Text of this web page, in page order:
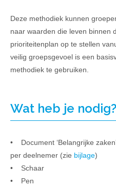
Deze methodiek kunnen
naar waarden die leven binnen
prioriteitenplan op te stellen
veilig groepsgevoel is een
methodiek te gebruiken.
Wat heb je nodig?
• Document ‘Belangrijke
per deelnemer (zie bijlage)
• Schaar
• Pen